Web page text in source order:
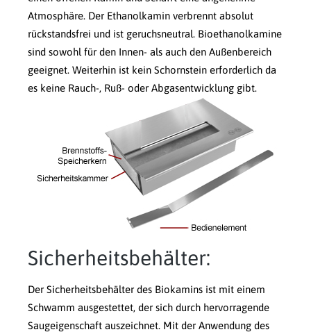
Atmosphäre. Der Ethanolkamin verbrennt absolut
rückstandsfrei und ist geruchsneutral. Bioethanolkamine
sind sowohl für den Innen- als auch den Außenbereich
geeignet. Weiterhin ist kein Schornstein erforderlich da
es keine Rauch-, Ruß- oder Abgasentwicklung gibt.
Sicherheitsbehälter:
Der Sicherheitsbehälter des Biokamins ist mit einem
Schwamm ausgestettet, der sich durch hervorragende
Saugeigenschaft auszeichnet. Mit der Anwendung des